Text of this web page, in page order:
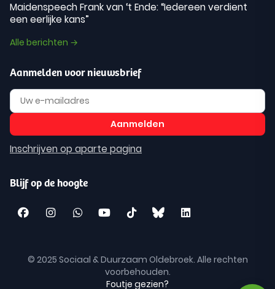
Maidenspeech Frank van ‘t Ende: “Iedereen verdient
een eerlijke kans”
Alle berichten →
Aanmelden voor nieuwsbrief
Inschrijven op aparte pagina
Blijf op de hoogte
© 2025 Sociaal & Duurzaam Oldebroek. Alle rechten
voorbehouden.
Foutje gezien?